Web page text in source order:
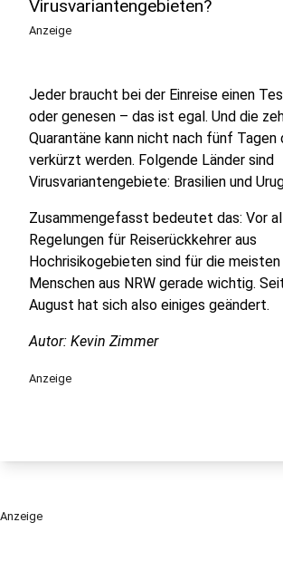
Virusvariantengebieten?
Anzeige
Jeder braucht bei der Einreise einen
oder genesen – das ist egal. Und die
Quarantäne kann nicht nach fünf
verkürzt werden. Folgende Länder sind
Virusvariantengebiete: Brasilien und
Zusammengefasst bedeutet das: Vor
Regelungen für Reiserückkehrer aus
Hochrisikogebieten sind für die meisten
Menschen aus NRW gerade wichtig.
August hat sich also einiges geändert.
Autor: Kevin Zimmer
Anzeige
Anzeige